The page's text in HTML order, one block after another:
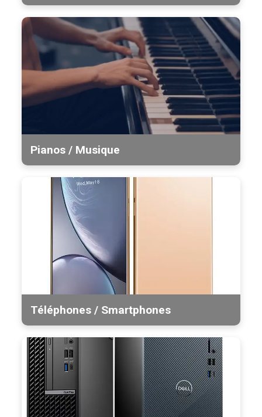
Pianos / Musique
Téléphones / Smartphones